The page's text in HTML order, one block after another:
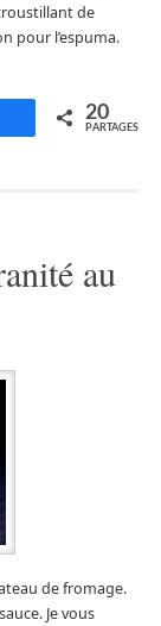
de
pour l’espuma.
Partagez 20
PARTAGES
au
de fromage.
Je vous